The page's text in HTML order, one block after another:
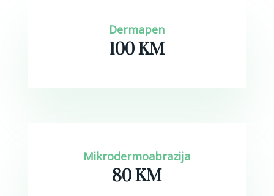
Dermapen
100 KM
Mikrodermoabrazija
80 KM